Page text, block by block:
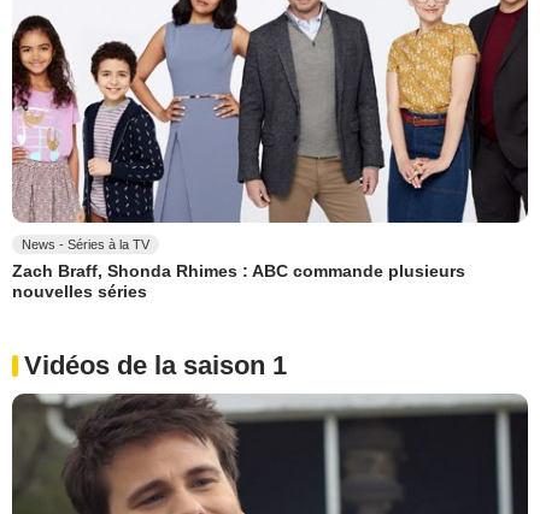
News - Séries à la TV
Zach Braff, Shonda Rhimes : ABC commande plusieurs
nouvelles séries
Vidéos de la saison 1